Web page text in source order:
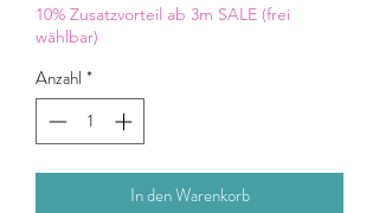
Meter
10% Zusatzvorteil ab 3m SALE (frei
wählbar)
Anzahl *
In den Warenkorb